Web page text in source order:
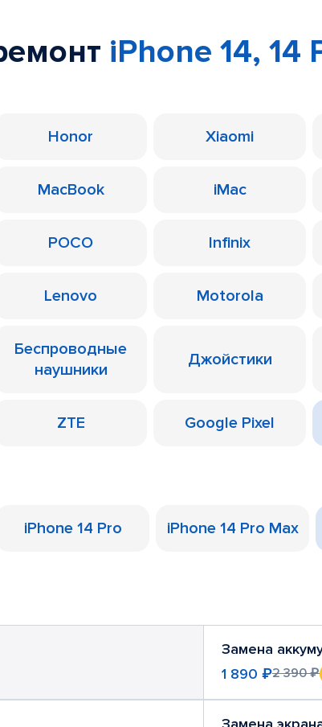
iPhone 14, 14
Honor Xiaomi
MacBook iMac
POCO Infinix
Lenovo Motorola
Беспроводные
наушники
Джойстики
ZTE Google Pixel
iPhone 14 Pro iPhone 14 Pro Max
Замена
1 890 ₽2 390 ₽